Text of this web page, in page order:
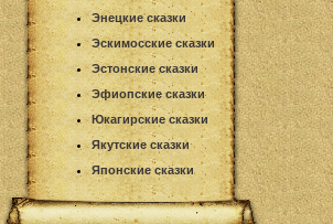
Энецкие сказки
Эскимосские сказки
Эстонские сказки
Эфиопские сказки
Юкагирские сказки
Якутские сказки
Японские сказки